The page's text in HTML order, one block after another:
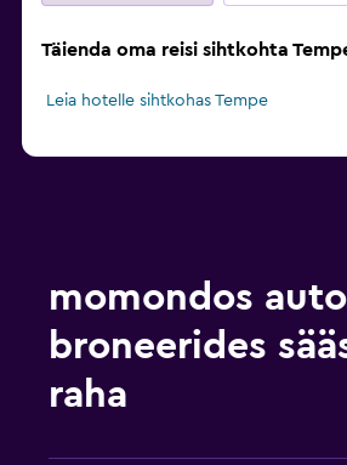
Täienda oma reisi sihtkohta
Leia hotelle sihtkohas Tempe
momondos
broneerides
raha